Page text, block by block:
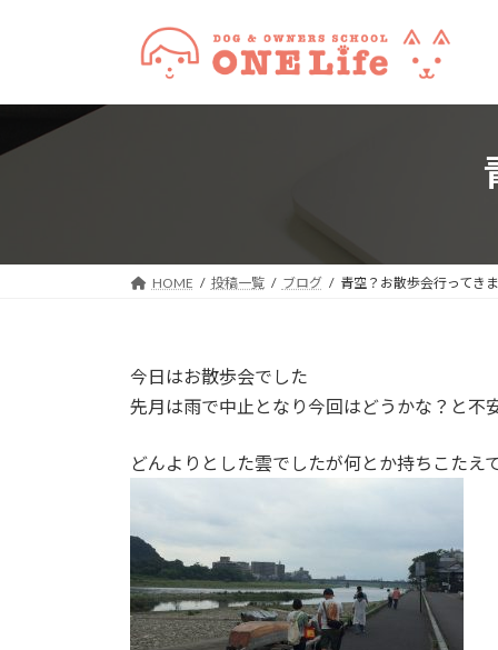
へ
ョ
HOME 投稿一覧 ブログ 青空？お散歩会行ってき
今日はお散歩会でした
先月は雨で中止となり今回はどうかな？と不
どんよりとした雲でしたが何とか持ちこたえ